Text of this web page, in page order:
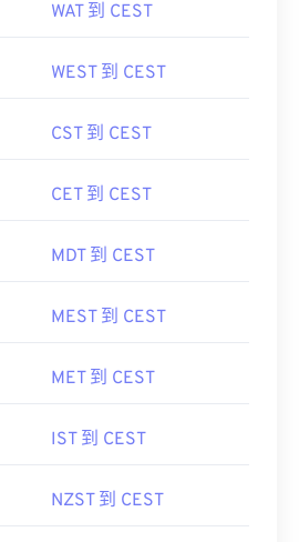
WAT 到 CEST
WEST 到 CEST
CST 到 CEST
CET 到 CEST
MDT 到 CEST
MEST 到 CEST
MET 到 CEST
IST 到 CEST
NZST 到 CEST